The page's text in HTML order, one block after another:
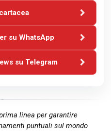
su WhatsApp
su Telegram
linea per garantire
puntuali sul mondo